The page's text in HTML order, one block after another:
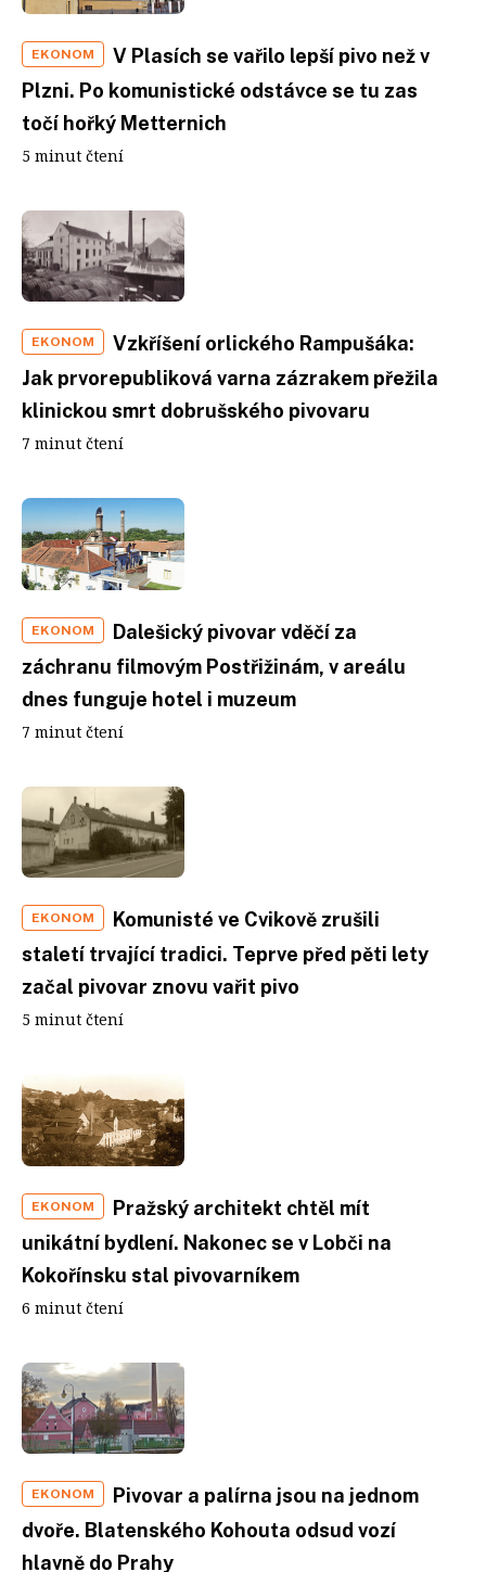
EKONOM
V Plasích se vařilo lepší pivo než v
Plzni. Po komunistické odstávce se tu zas
točí hořký Metternich
5 minut čtení
EKONOM
Vzkříšení orlického Rampušáka:
Jak prvorepubliková varna zázrakem přežila
klinickou smrt dobrušského pivovaru
7 minut čtení
EKONOM
Dalešický pivovar vděčí za
záchranu filmovým Postřižinám, v areálu
dnes funguje hotel i muzeum
7 minut čtení
EKONOM
Komunisté ve Cvikově zrušili
staletí trvající tradici. Teprve před pěti lety
začal pivovar znovu vařit pivo
5 minut čtení
EKONOM
Pražský architekt chtěl mít
unikátní bydlení. Nakonec se v Lobči na
Kokořínsku stal pivovarníkem
6 minut čtení
EKONOM
Pivovar a palírna jsou na jednom
dvoře. Blatenského Kohouta odsud vozí
hlavně do Prahy